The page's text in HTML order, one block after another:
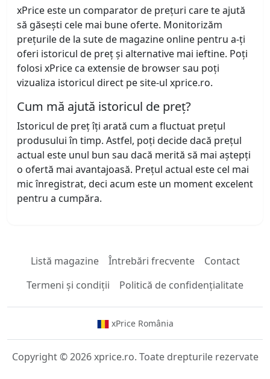
xPrice este un comparator de prețuri care te ajută
să găsești cele mai bune oferte. Monitorizăm
prețurile de la sute de magazine online pentru a-ți
oferi istoricul de preț și alternative mai ieftine. Poți
folosi xPrice ca extensie de browser sau poți
vizualiza istoricul direct pe site-ul xprice.ro.
Cum mă ajută istoricul de preț?
Istoricul de preț îți arată cum a fluctuat prețul
produsului în timp. Astfel, poți decide dacă prețul
actual este unul bun sau dacă merită să mai aștepți
o ofertă mai avantajoasă. Prețul actual este cel mai
mic înregistrat, deci acum este un moment excelent
pentru a cumpăra.
Listă magazine Întrebări frecvente
Contact
Termeni și condiții
Politică de confidențialitate
xPrice România
Copyright © 2026 xprice.ro. Toate drepturile rezervate